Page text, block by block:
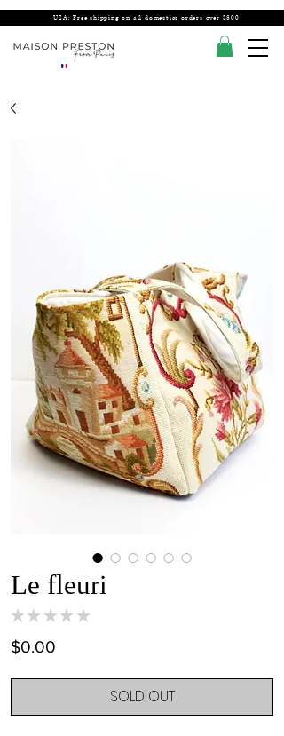
USA: Free shipping on all domestics orders over $300
Le fleuri
★ ★ ★ ★ ★
$0.00
SOLD OUT